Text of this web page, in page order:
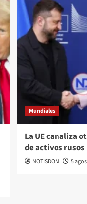
Mundiales
La UE canaliza
de activos rusos
NOTISDOM 5